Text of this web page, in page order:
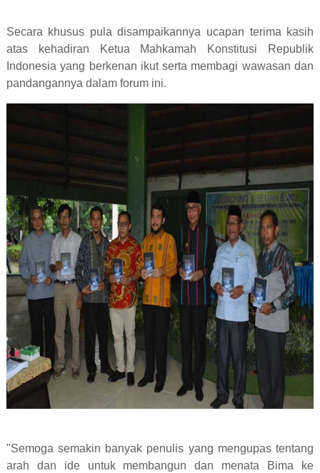
Secara khusus pula disampaikannya ucapan terima kasih
atas kehadiran Ketua Mahkamah Konstitusi Republik
Indonesia yang berkenan ikut serta membagi wawasan dan
pandangannya dalam forum ini.
"Semoga semakin banyak penulis yang mengupas tentang
arah dan ide untuk membangun dan menata Bima ke